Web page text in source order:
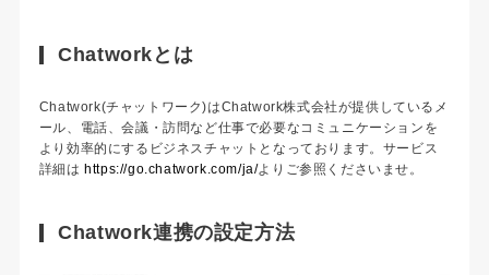
Chatworkとは
Chatwork(チャットワーク)はChatwork株式会社が提供しているメ
ール、電話、会議・訪問など仕事で必要なコミュニケーションを
より効率的にするビジネスチャットとなっております。サービス
詳細はhttps://go.chatwork.com/ja/よりご参照くださいませ。
Chatwork連携の設定方法